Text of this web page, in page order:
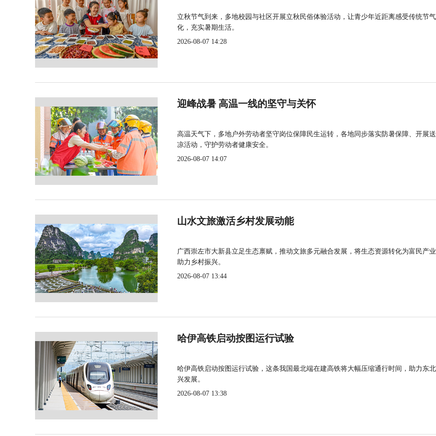
立秋节气到来，多地校园与社区开展立秋民俗体验活动，让青少年近距离感受传统节
化，充实暑期生活。
2026-08-07 14:28
迎峰战暑 高温一线的坚守与关怀
高温天气下，多地户外劳动者坚守岗位保障民生运转，各地同步落实防暑保障、开展
凉活动，守护劳动者健康安全。
2026-08-07 14:07
山水文旅激活乡村发展动能
广西崇左市大新县立足生态禀赋，推动文旅多元融合发展，将生态资源转化为富民产
助力乡村振兴。
2026-08-07 13:44
哈伊高铁启动按图运行试验
哈伊高铁启动按图运行试验，这条我国最北端在建高铁将大幅压缩通行时间，助力东
兴发展。
2026-08-07 13:38